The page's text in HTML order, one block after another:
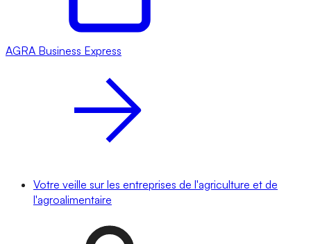
AGRA Business Express
Votre veille sur les entreprises de l'agriculture et de
l'agroalimentaire